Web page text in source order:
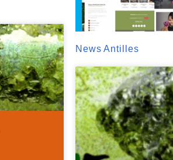
News Antilles